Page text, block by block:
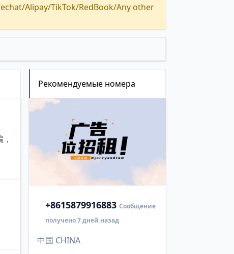
Alipay/TikTok/RedBook/Any other
Рекомендуемые номера
+8615879916883 Сообщение
получено 7 дней назад
中国 CHINA